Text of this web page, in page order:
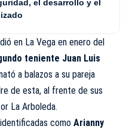
el desarrollo y el
en La Vega en enero del
teniente Juan Luis
a balazos a su pareja
de esta, al frente de sus
La Arboleda.
como Arianny